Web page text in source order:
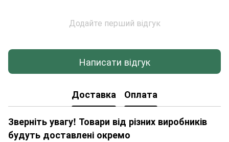
Додайте перший відгук
Написати відгук
Доставка Оплата
Зверніть увагу! Товари від різних виробників
будуть доставлені окремо